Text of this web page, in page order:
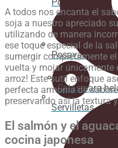
Posavasos
Servilletas
Cajas para
A todos nos encanta el
soja a nuestro apreciado
utilizando de manera
ese toque especial de la
sumergir completamente
vuelta y mojar únicamente
arroz! Este sutil enfoque
perfecta armonía de
preservando así la textura
El salmón y el
cocina japonesa